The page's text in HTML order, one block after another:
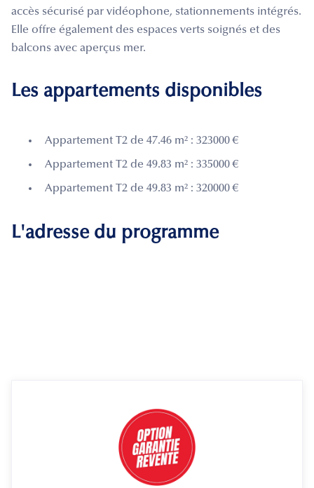
accès sécurisé par vidéophone, stationnements intégrés.
Elle offre également des espaces verts soignés et des
balcons avec aperçus mer.
Les appartements disponibles
Appartement T2 de 47.46 m² : 323000 €
Appartement T2 de 49.83 m² : 335000 €
Appartement T2 de 49.83 m² : 320000 €
L'adresse du programme